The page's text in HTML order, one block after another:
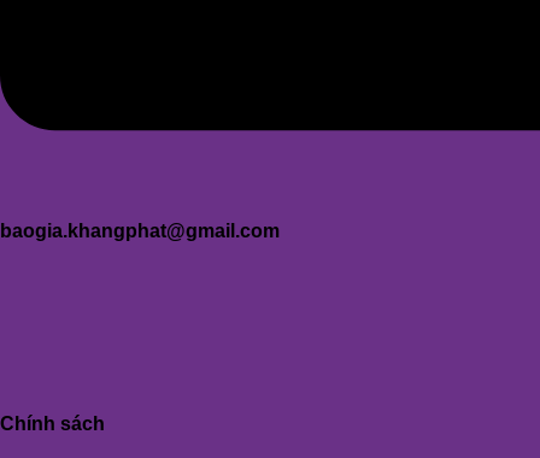
baogia.khangphat@gmail.com
Chính sách